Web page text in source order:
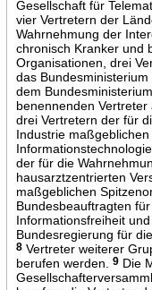
Gesellschaft für
vier Vertretern der
Wahrnehmung der
chronisch Kranker und
Organisationen, drei
das
dem
benennenden Vertreter
drei Vertretern der für
Industrie
der für die
hausarztzentrierten
maßgeblichen
Bundesbeauftragten
Informationsfreiheit
Bundesregierung für
8Vertreter weiterer
berufen werden.
9Die